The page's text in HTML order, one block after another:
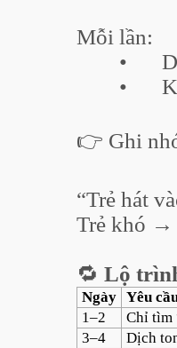
Mỗi lần:
•
•
👉 Ghi
“Trẻ hát
Trẻ khó →
🔁 Lộ
Ngày Yêu
1–2
Chỉ tìm
3–4
Dịch